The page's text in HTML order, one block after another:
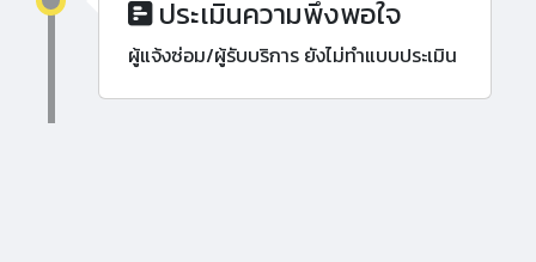
ประเมินความพึงพอใจ
ผู้แจ้งซ่อม/ผู้รับบริการ ยังไม่ทำแบบประเมิน